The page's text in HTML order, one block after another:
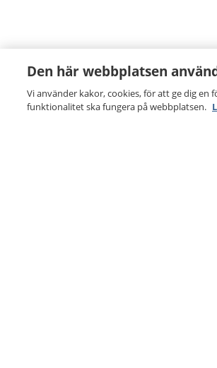
Den här webbplatsen
Vi använder kakor, cookies, för att ge dig
funktionalitet ska fungera på webbplatsen.